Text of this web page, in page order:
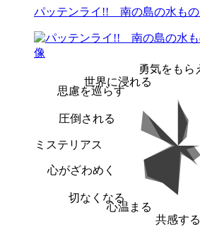
パッテンライ!! 南の島の水もの
勇気をもら
共感する
心温まる
切なくなる
心がざわめく
ミステリアス
圧倒される
思慮を巡らす
世界に浸れる